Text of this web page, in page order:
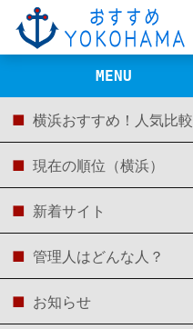
MENU
横浜おすすめ！人気比較
現在の順位（横浜）
新着サイト
管理人はどんな人？
お知らせ